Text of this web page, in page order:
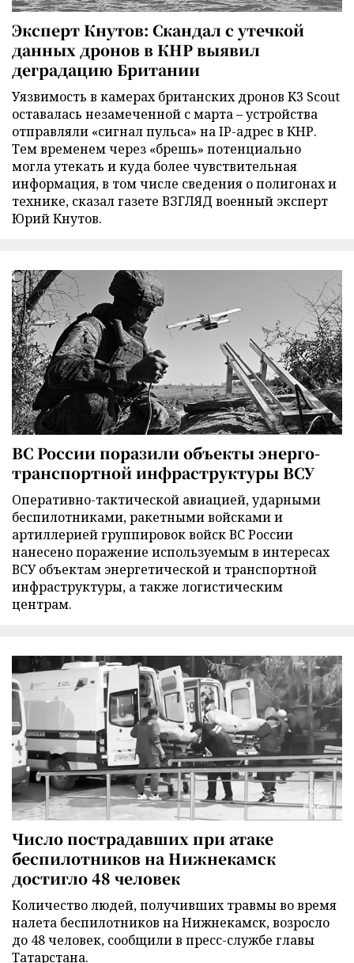
Эксперт Кнутов: Скандал с утечкой
данных дронов в КНР выявил
деградацию Британии
Уязвимость в камерах британских дронов K3 Scout
оставалась незамеченной с марта – устройства
отправляли «сигнал пульса» на IP-адрес в КНР.
Тем временем через «брешь» потенциально
могла утекать и куда более чувствительная
информация, в том числе сведения о полигонах и
технике, сказал газете ВЗГЛЯД военный эксперт
Юрий Кнутов.
ВС России поразили объекты энерго-
транспортной инфраструктуры ВСУ
Оперативно-тактической авиацией, ударными
беспилотниками, ракетными войсками и
артиллерией группировок войск ВС России
нанесено поражение используемым в интересах
ВСУ объектам энергетической и транспортной
инфраструктуры, а также логистическим
центрам.
Число пострадавших при атаке
беспилотников на Нижнекамск
достигло 48 человек
Количество людей, получивших травмы во время
налета беспилотников на Нижнекамск, возросло
до 48 человек, сообщили в пресс-службе главы
Татарстана.